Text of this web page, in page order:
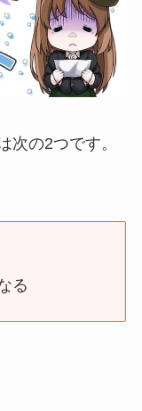
次の2つです。
る